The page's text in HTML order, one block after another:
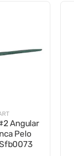
Angular
Pelo